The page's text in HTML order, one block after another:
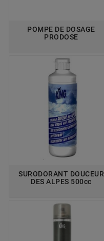
POMPE DE DOSAGE
PRODOSE
SURODORANT DOUCEUR
DES ALPES 500cc